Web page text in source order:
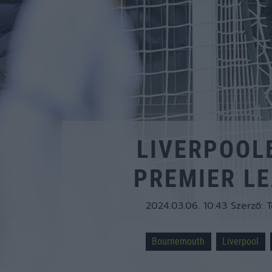
PREMIER
2024.03.06. 10:43 Szerző:
Bournemouth Liverpool